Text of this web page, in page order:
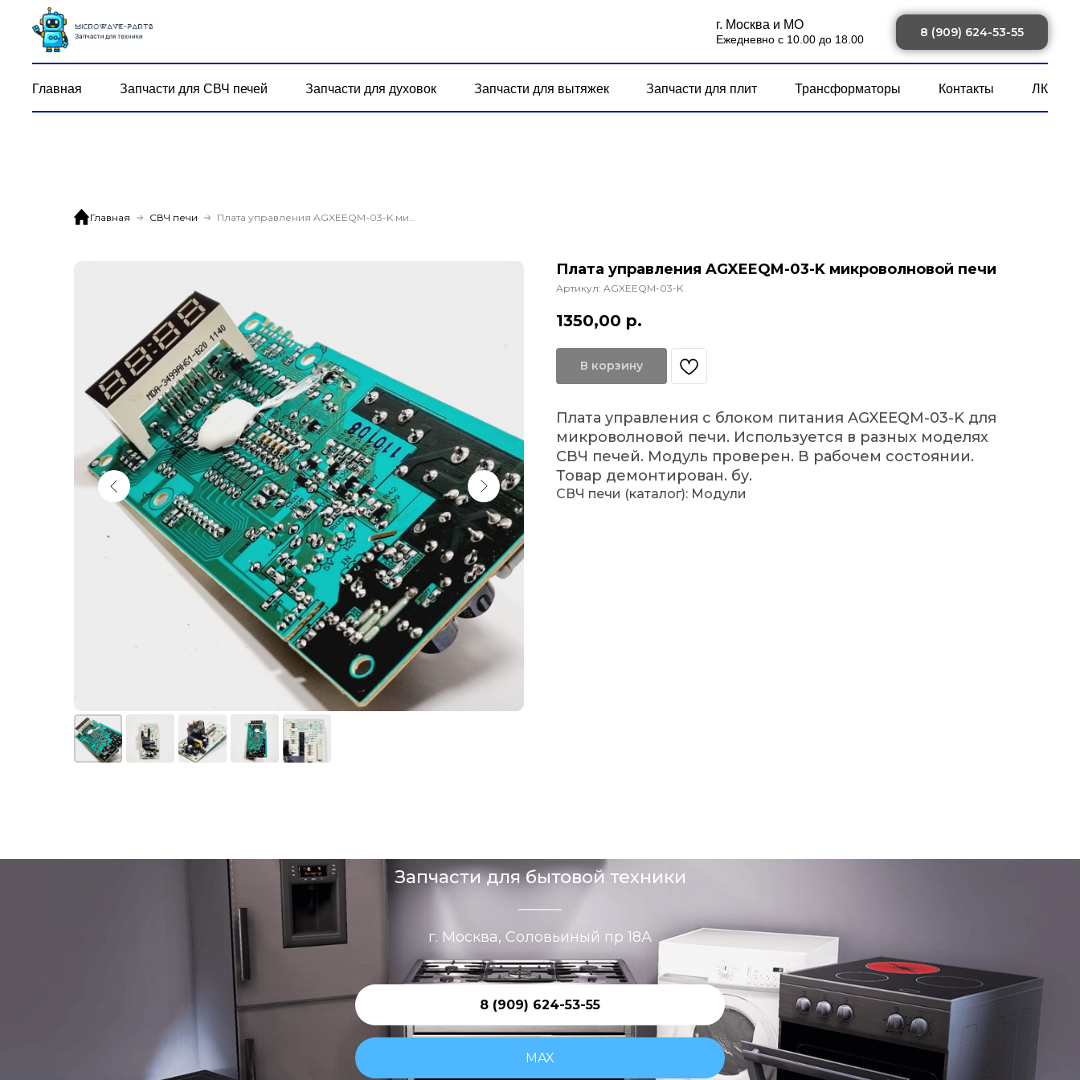
г. Москва и МО
Ежедневно с 10.00 до 18.00
8 (909) 624-53-55
Главная Запчасти для СВЧ печей Запчасти для духовок Запчасти для вытяжек Запчасти для плит Трансформаторы Контакты ЛК
Главная СВЧ печи
Плата управления AGXEEQM-03-K микроволновой печи
Артикул: AGXEEQM-03-K
1350,00 р.
В корзину
Плата управления с блоком питания AGXEEQM-03-K для
микроволновой печи. Используется в разных моделях
СВЧ печей. Модуль проверен. В рабочем состоянии.
Товар демонтирован. бу.
СВЧ печи (каталог): Модули
Запчасти для бытовой техники
г. Москва, Соловьиный пр 18А
8 (909) 624-53-55
MAX